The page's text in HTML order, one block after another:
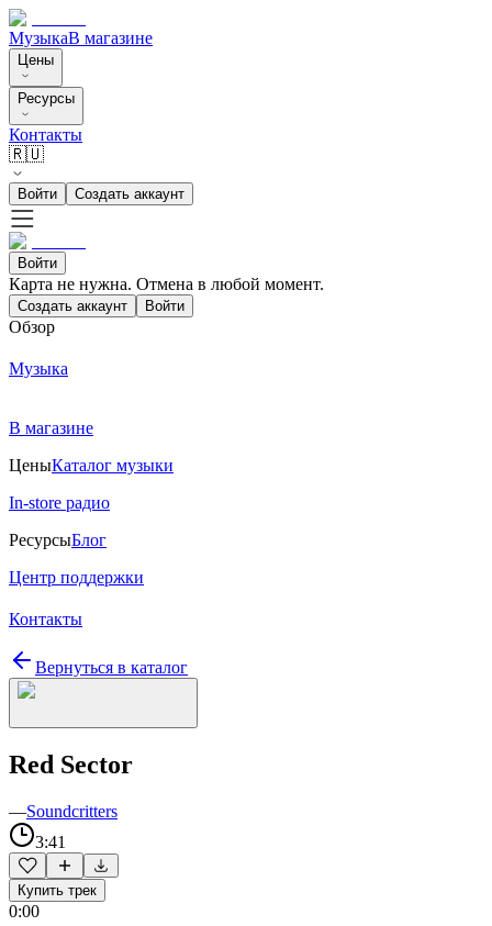
МузыкаВ магазине
Цены
Ресурсы
Контакты
🇷🇺
Войти Создать аккаунт
Войти
Карта не нужна. Отмена в любой момент.
Создать аккаунт Войти
Обзор
Музыка
В магазине
ЦеныКаталог музыки
In-store радио
РесурсыБлог
Центр поддержки
Контакты
Вернуться в каталог
Red Sector
—Soundcritters
3:41
Купить трек
0:00